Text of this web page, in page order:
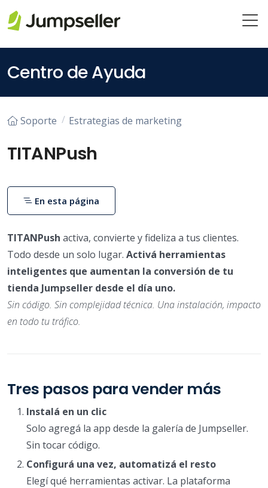
Centro de Ayuda
Soporte Estrategias de marketing
TITANPush
TITANPush activa, convierte y fideliza a tus clientes.
Todo desde un solo lugar. Activá herramientas
inteligentes que aumentan la conversión de tu
tienda Jumpseller desde el día uno.
Sin código. Sin complejidad técnica. Una instalación, impacto
en todo tu tráfico.
Tres pasos para vender más
Instalá en un clic
Solo agregá la app desde la galería de Jumpseller.
Sin tocar código.
Configurá una vez, automatizá el resto
Elegí qué herramientas activar. La plataforma
En esta página